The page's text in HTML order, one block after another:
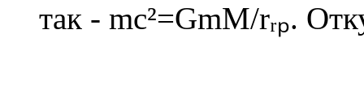
так - mc²=GmM/rᵣₚ.